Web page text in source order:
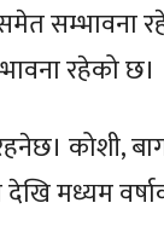
सम्भावना
रहेको छ।
कोशी,
मध्यम